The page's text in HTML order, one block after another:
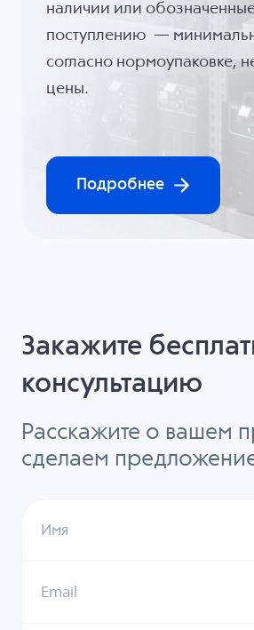
наличии или
поступлению —
согласно нормоупаковке,
цены.
Подробнее
Закажите
консультацию
Расскажите о вашем
сделаем
Имя
Email